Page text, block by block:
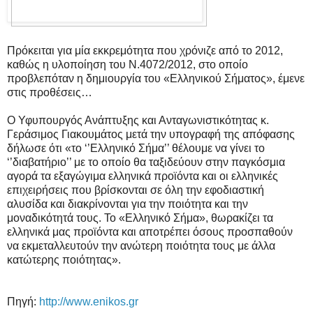
Πρόκειται για μία εκκρεμότητα που χρόνιζε από το 2012,
καθώς η υλοποίηση του Ν.4072/2012, στο οποίο
προβλεπόταν η δημιουργία του «Ελληνικού Σήματος», έμενε
στις προθέσεις…
Ο Υφυπουργός Ανάπτυξης και Ανταγωνιστικότητας κ.
Γεράσιμος Γιακουμάτος μετά την υπογραφή της απόφασης
δήλωσε ότι «το ‘’Ελληνικό Σήμα’’ θέλουμε να γίνει το
‘’διαβατήριο’’ με το οποίο θα ταξιδεύουν στην παγκόσμια
αγορά τα εξαγώγιμα ελληνικά προϊόντα και οι ελληνικές
επιχειρήσεις που βρίσκονται σε όλη την εφοδιαστική
αλυσίδα και διακρίνονται για την ποιότητα και την
μοναδικότητά τους. Το «Ελληνικό Σήμα», θωρακίζει τα
ελληνικά μας προϊόντα και αποτρέπει όσους προσπαθούν
να εκμεταλλευτούν την ανώτερη ποιότητα τους με άλλα
κατώτερης ποιότητας».
Πηγή: http://www.enikos.gr